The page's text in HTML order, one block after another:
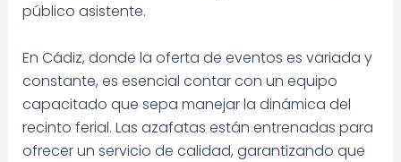
público asistente.
En Cádiz, donde la oferta de eventos es variada y
constante, es esencial contar con un equipo
capacitado que sepa manejar la dinámica del
recinto ferial. Las azafatas están entrenadas para
ofrecer un servicio de calidad, garantizando que